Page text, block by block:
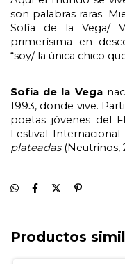
son palabras raras.
Sofía de la Vega/
primerísima en
“soy/ la única chico
Sofía de la Vega
1993, donde vive.
poetas jóvenes del
Festival
plateadas (Neutrinos,
Productos